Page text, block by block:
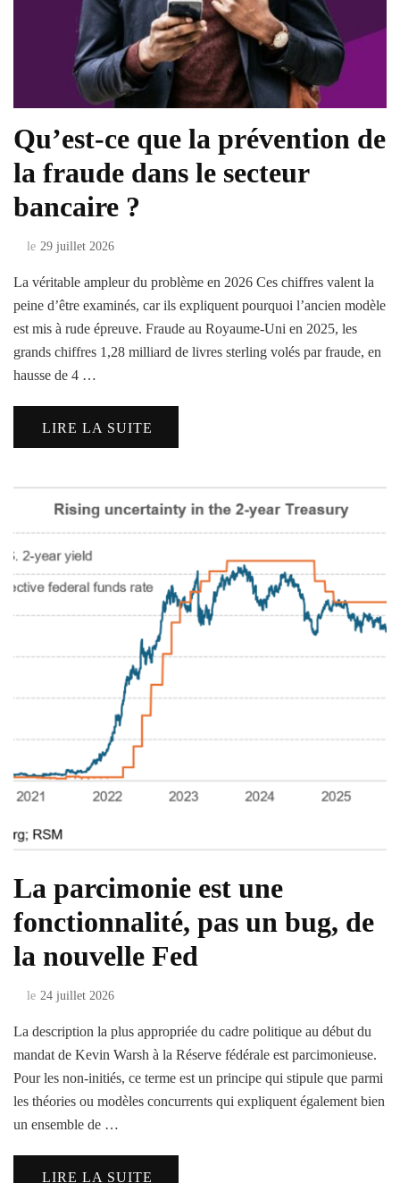
Qu’est-ce que la prévention de
la fraude dans le secteur
bancaire ?
le 29 juillet 2026
La véritable ampleur du problème en 2026 Ces chiffres valent la
peine d’être examinés, car ils expliquent pourquoi l’ancien modèle
est mis à rude épreuve. Fraude au Royaume-Uni en 2025, les
grands chiffres 1,28 milliard de livres sterling volés par fraude, en
hausse de 4 …
LIRE LA SUITE
La parcimonie est une
fonctionnalité, pas un bug, de
la nouvelle Fed
le 24 juillet 2026
La description la plus appropriée du cadre politique au début du
mandat de Kevin Warsh à la Réserve fédérale est parcimonieuse.
Pour les non-initiés, ce terme est un principe qui stipule que parmi
les théories ou modèles concurrents qui expliquent également bien
un ensemble de …
LIRE LA SUITE